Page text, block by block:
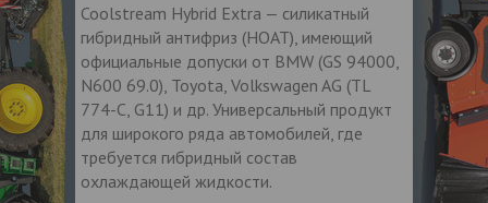
Coolstream Hybrid Extra — силикатный
гибридный антифриз (HOAT), имеющий
официальные допуски от BMW (GS 94000,
N600 69.0), Toyota, Volkswagen AG (TL
774-C, G11) и др. Универсальный продукт
для широкого ряда автомобилей, где
требуется гибридный состав
охлаждающей жидкости.